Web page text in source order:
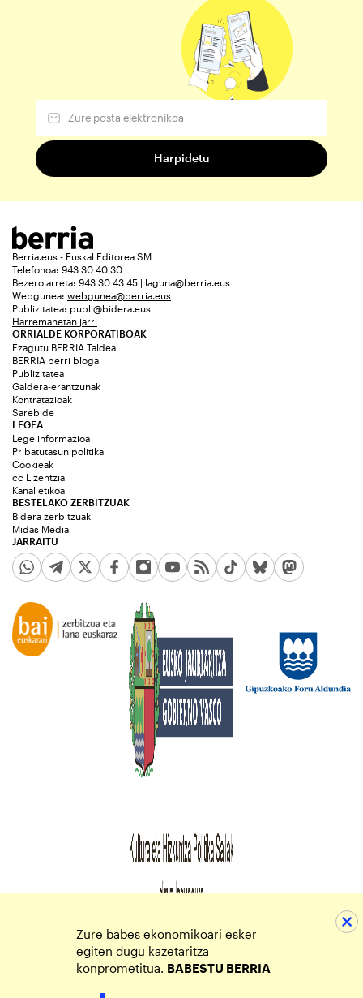
Berria.eus - Euskal Editorea SM
Telefonoa: 943 30 40 30
Bezero arreta: 943 30 43 45 | laguna@berria.eus
Webgunea: webgunea@berria.eus
Publizitatea: publi@bidera.eus
Harremanetan jarri
ORRIALDE KORPORATIBOAK
Ezagutu BERRIA Taldea
BERRIA berri bloga
Publizitatea
Galdera-erantzunak
Kontratazioak
Sarebide
JARRAITU
LEGEA
Lege informazioa
Pribatutasun politika
Cookieak
cc Lizentzia
Kanal etikoa
BESTELAKO ZERBITZUAK
Bidera zerbitzuak
Midas Media
Zure babes ekonomikoari esker
egiten dugu kazetaritza
konprometitua. BABESTU BERRIA